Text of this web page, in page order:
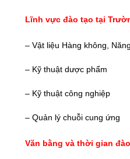
Lĩnh vực đào tạo tại
– Vật liệu Hàng không,
– Kỹ thuật dược phẩm
– Kỹ thuật công nghiệp
– Quản lý chuỗi cung ứng
Văn bằng và thời gian